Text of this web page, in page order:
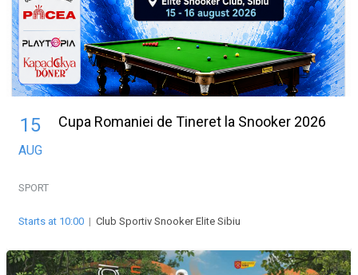
15
AUG
Cupa Romaniei de Tineret la Snooker 2026
SPORT
Starts at 10:00 | Club Sportiv Snooker Elite Sibiu